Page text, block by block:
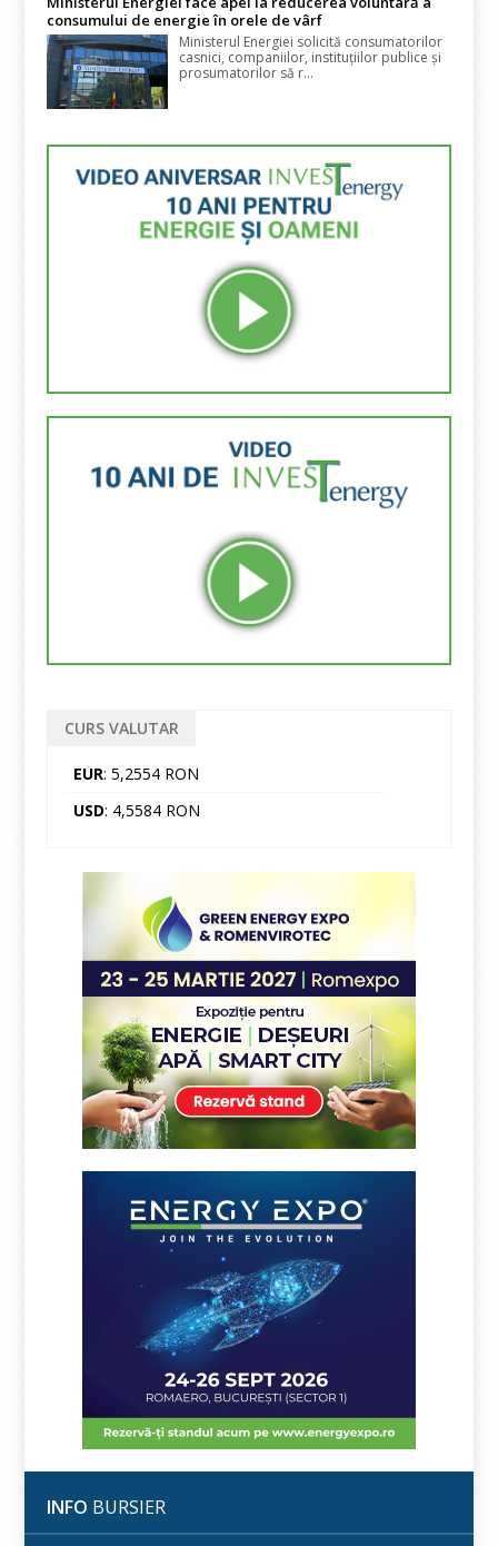
consumului de energie în orele de vârf
Ministerul Energiei solicită consumatorilor
casnici, companiilor, instituțiilor publice și
prosumatorilor să r...
CURS VALUTAR
EUR: 5,2554 RON
USD: 4,5584 RON
INFO BURSIER